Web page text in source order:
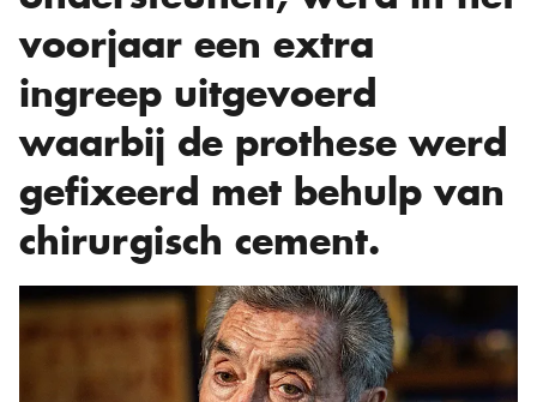
voorjaar een extra
ingreep uitgevoerd
waarbij de prothese werd
gefixeerd met behulp van
chirurgisch cement.